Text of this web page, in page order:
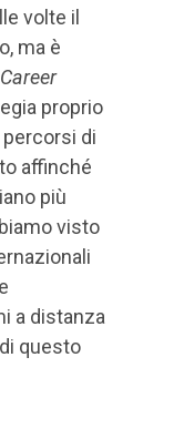
volte il
ma è
proprio
di
affinché
più
visto
a distanza
questo